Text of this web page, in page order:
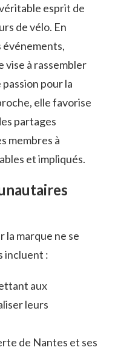
esprit de
de vélo. En
vise à rassembler
pour la
elle favorise
partages
membres à
et impliqués.
la marque ne se
incluent :
aux
leurs
de Nantes et ses